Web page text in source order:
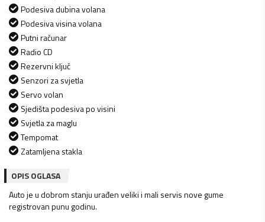
Podesiva dubina volana
Podesiva visina volana
Putni računar
Radio CD
Rezervni ključ
Senzori za svjetla
Servo volan
Sjedišta podesiva po visini
Svjetla za maglu
Tempomat
Zatamljena stakla
OPIS OGLASA
Auto je u dobrom stanju urađen veliki i mali servis nove gume